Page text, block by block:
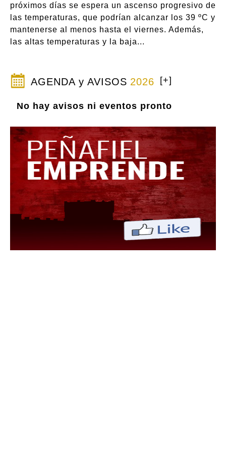
próximos días se espera un ascenso progresivo de
las temperaturas, que podrían alcanzar los 39 ºC y
mantenerse al menos hasta el viernes. Además,
las altas temperaturas y la baja...
AGENDA y AVISOS 2026 [+]
No hay avisos ni eventos pronto